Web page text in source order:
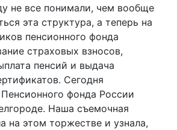
не все понимали, чем вообще
эта структура, а теперь на
пенсионного фонда
страховых взносов,
пенсий и выдача
Сегодня
фонда России
Наша съемочная
на этом торжестве и узнала,